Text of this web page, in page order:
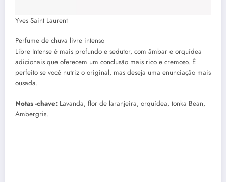
Yves Saint Laurent
Perfume de chuva livre intenso
Libre Intense é mais profundo e sedutor, com âmbar e orquídea
adicionais que oferecem um conclusão mais rico e cremoso. É
perfeito se você nutriz o original, mas deseja uma enunciação mais
ousada.
Notas -chave: Lavanda, flor de laranjeira, orquídea, tonka Bean,
Ambergris.